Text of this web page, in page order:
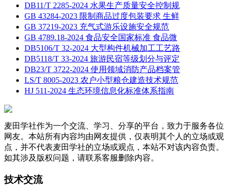
DB11/T 2285-2024 水果生产质量安全控制规
GB 43284-2023 限制商品过度包装要求 生鲜
GB 37219-2023 充气式游乐设施安全规范
GB 4789.18-2024 食品安全国家标准 食品微
DB5106/T 32-2024 大型构件机械加工工艺路
DB5118/T 33-2024 旅游民宿等级划分与评定
DB23/T 3722-2024 使用领域消防产品档案管
LS/T 8005-2023 农户小型粮仓建造技术规范
HJ 511-2024 生态环境信息化标准体系指南
麦田学社作为一个交流、学习、分享的平台，致力于服务各位
网友。本站所有内容均由网友提供，仅表明其个人的立场或观
点，并不代表麦田学社的立场或观点，本站不对该内容负责。
如其涉及版权问题，请联系客服删除内容。
技术交流